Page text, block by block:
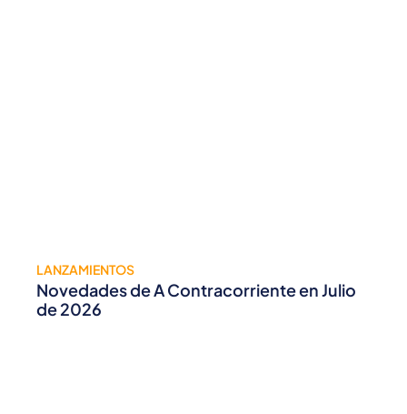
LANZAMIENTOS
Novedades de A Contracorriente en Julio
de 2026